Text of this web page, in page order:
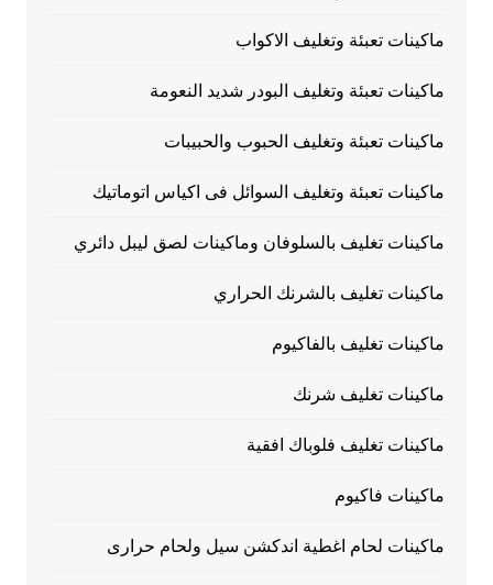
ماكينات تعبئة وتغليف الاكواب
ماكينات تعبئة وتغليف البودر شديد النعومة
ماكينات تعبئة وتغليف الحبوب والحبيبات
ماكينات تعبئة وتغليف السوائل فى اكياس اتوماتيك
ماكينات تغليف بالسلوفان وماكينات لصق ليبل دائري
ماكينات تغليف بالشرنك الحراري
ماكينات تغليف بالفاكيوم
ماكينات تغليف شرنك
ماكينات تغليف فلوباك افقية
ماكينات فاكيوم
ماكينات لحام اغطية اندكشن سيل ولحام حرارى